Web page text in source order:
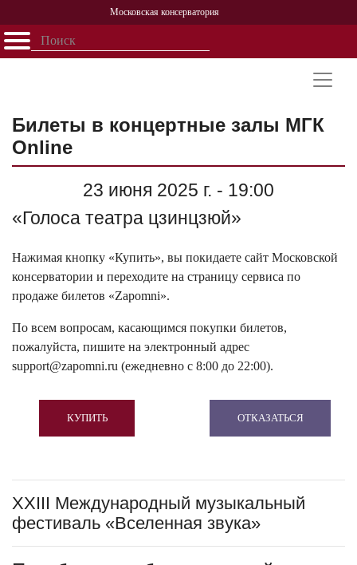
Московская консерватория
Открыть - закрыть
Персоналии
История
Билеты в концертные залы МГК
Online
23 июня 2025 г. - 19:00
«Голоса театра цзинцзюй»
Нажимая кнопку «Купить», вы покидаете сайт Московской
консерватории и переходите на страницу сервиса по
продаже билетов «Zapomni».
По всем вопросам, касающимся покупки билетов,
пожалуйста, пишите на электронный адрес
support@zapomni.ru (ежедневно с 8:00 до 22:00).
КУПИТЬ ОТКАЗАТЬСЯ
XXIII Международный музыкальный
фестиваль «Вселенная звука»